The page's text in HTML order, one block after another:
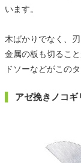
います。
木ばかりでなく、
金属の板も切るこ
ドソーなどがこのタ
アゼ挽きノコギ